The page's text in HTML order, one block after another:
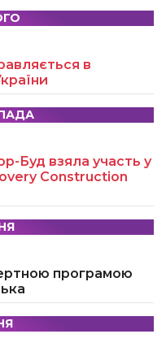
в
Буд взяла участь у
Construction
програмою